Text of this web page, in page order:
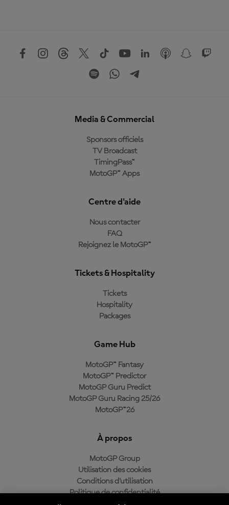
Media & Commercial
Sponsors officiels
TV Broadcast
TimingPass™
MotoGP™ Apps
Centre d'aide
Nous contacter
FAQ
Rejoignez le MotoGP™
Tickets & Hospitality
Tickets
Hospitality
Packages
Game Hub
MotoGP™ Fantasy
MotoGP™ Predictor
MotoGP Guru Predict
MotoGP Guru Racing 25/26
MotoGP™26
À propos
MotoGP Group
Utilisation des cookies
Conditions d'utilisation
Politique de confidentialité